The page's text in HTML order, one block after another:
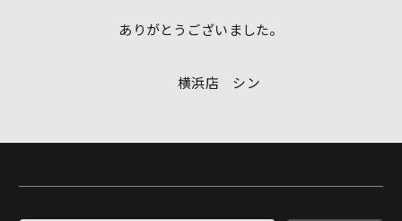
ありがとうございました。
横浜店 シン